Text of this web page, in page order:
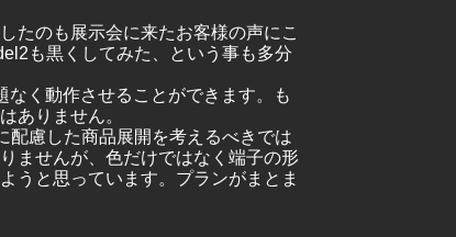
たのも展示会に来たお客様の声にこ
も黒くしてみた、という事も多分
く動作させることができます。も
ありません。
配慮した商品展開を考えるべきでは
ませんが、色だけではなく端子の形
うと思っています。プランがまとま